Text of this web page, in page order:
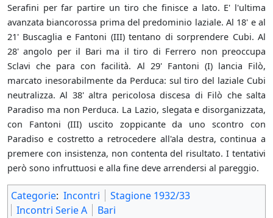
Serafini per far partire un tiro che finisce a lato. E' l'ultima
avanzata biancorossa prima del predominio laziale. Al 18' e al
21' Buscaglia e Fantoni (III) tentano di sorprendere Cubi. Al
28' angolo per il Bari ma il tiro di Ferrero non preoccupa
Sclavi che para con facilità. Al 29' Fantoni (I) lancia Filò,
marcato inesorabilmente da Perduca: sul tiro del laziale Cubi
neutralizza. Al 38' altra pericolosa discesa di Filò che salta
Paradiso ma non Perduca. La Lazio, slegata e disorganizzata,
con Fantoni (III) uscito zoppicante da uno scontro con
Paradiso e costretto a retrocedere all'ala destra, continua a
premere con insistenza, non contenta del risultato. I tentativi
però sono infruttuosi e alla fine deve arrendersi al pareggio.
Categorie: Incontri
Stagione 1932/33
Incontri Serie A
Bari